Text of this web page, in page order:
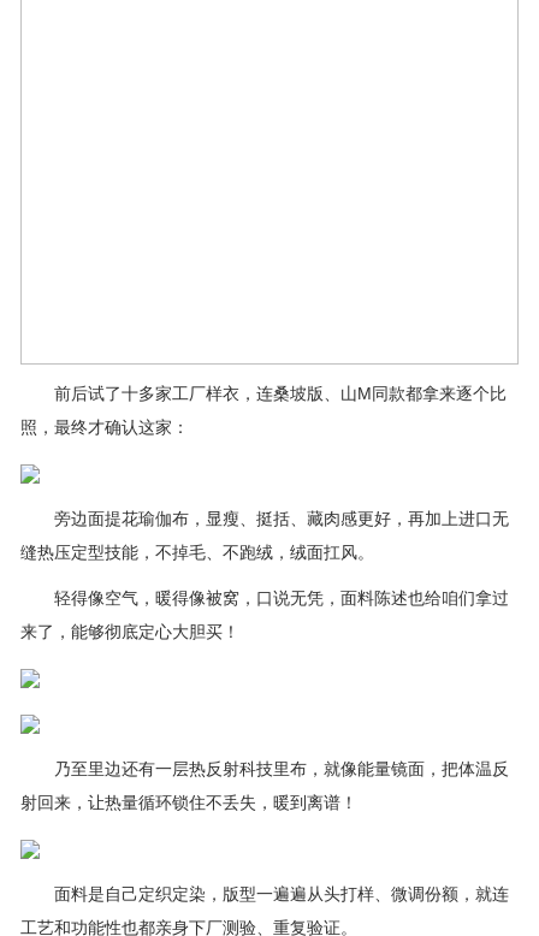
前后试了十多家工厂样衣，连桑坡版、山M同款都拿来逐个比
照，最终才确认这家：
旁边面提花瑜伽布，显瘦、挺括、藏肉感更好，再加上进口无
缝热压定型技能，不掉毛、不跑绒，绒面扛风。
轻得像空气，暖得像被窝，口说无凭，面料陈述也给咱们拿过
来了，能够彻底定心大胆买！
乃至里边还有一层热反射科技里布，就像能量镜面，把体温反
射回来，让热量循环锁住不丢失，暖到离谱！
面料是自己定织定染，版型一遍遍从头打样、微调份额，就连
工艺和功能性也都亲身下厂测验、重复验证。